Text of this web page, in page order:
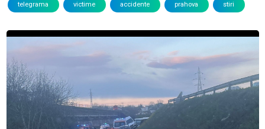
telegrama victime accidente prahova stiri